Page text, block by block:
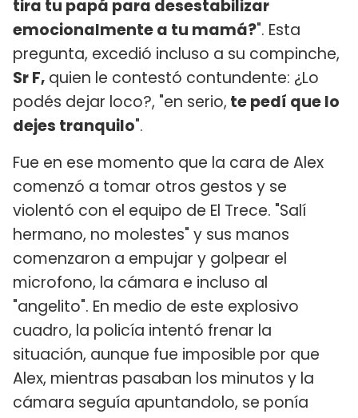
tira tu papá para desestabilizar
emocionalmente a tu mamá?". Esta
pregunta, excedió incluso a su compinche,
Sr F, quien le contestó contundente: ¿Lo
podés dejar loco?, "en serio, te pedí que lo
dejes tranquilo".
Fue en ese momento que la cara de Alex
comenzó a tomar otros gestos y se
violentó con el equipo de El Trece. "Salí
hermano, no molestes" y sus manos
comenzaron a empujar y golpear el
microfono, la cámara e incluso al
"angelito". En medio de este explosivo
cuadro, la policía intentó frenar la
situación, aunque fue imposible por que
Alex, mientras pasaban los minutos y la
cámara seguía apuntandolo, se ponía